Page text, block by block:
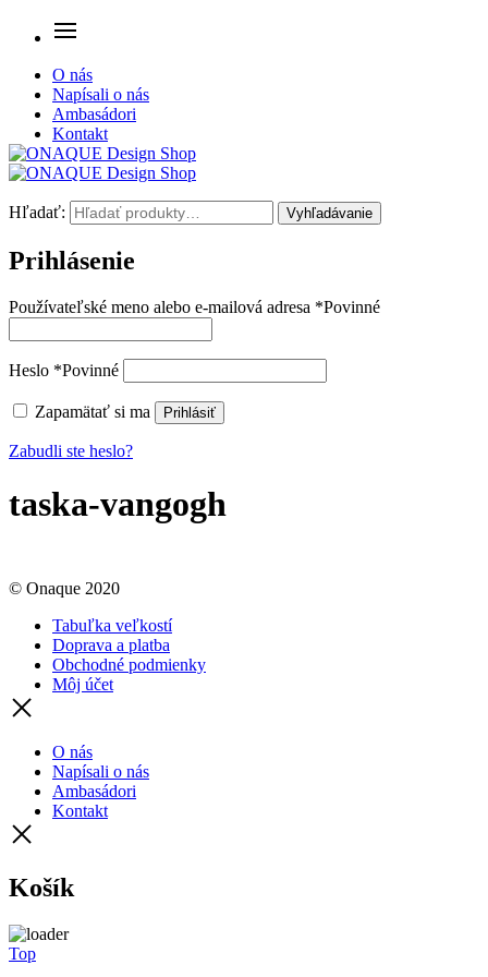
O nás
Napísali o nás
Ambasádori
Kontakt
Hľadať: Vyhľadávanie
Prihlásenie
Používateľské meno alebo e-mailová adresa *Povinné
Heslo *Povinné
Zapamätať si ma Prihlásiť
Zabudli ste heslo?
taska-vangogh
© Onaque 2020
Tabuľka veľkostí
Doprava a platba
Obchodné podmienky
Môj účet
O nás
Napísali o nás
Ambasádori
Kontakt
Košík
Top